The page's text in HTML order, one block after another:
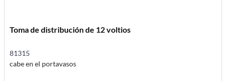
Toma de distribución de 12 voltios
81315
cabe en el portavasos